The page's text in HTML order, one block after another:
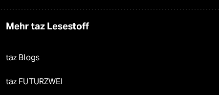
Mehr taz Lesestoff
taz Blogs
taz FUTURZWEI